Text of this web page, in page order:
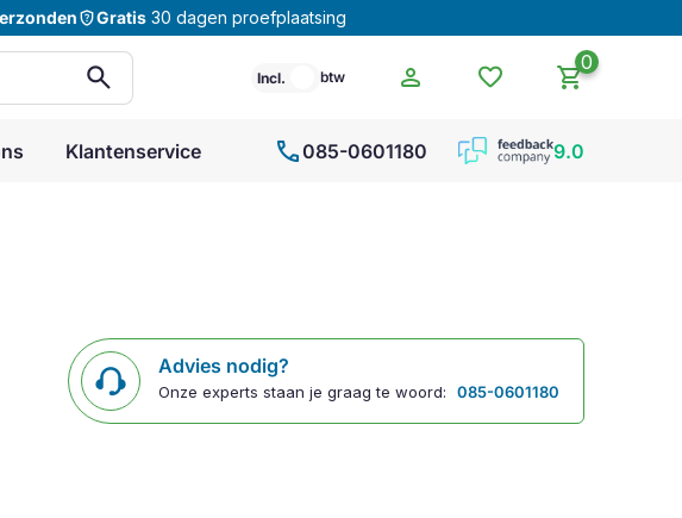
shield_questionGratis30 dagen proefplaatsing
search Incl. btw person favorite 0
shopping_cart
Klantenservice call085-0601180 9.0
Advies nodig?
Onze experts staan je graag te woord: 085-0601180